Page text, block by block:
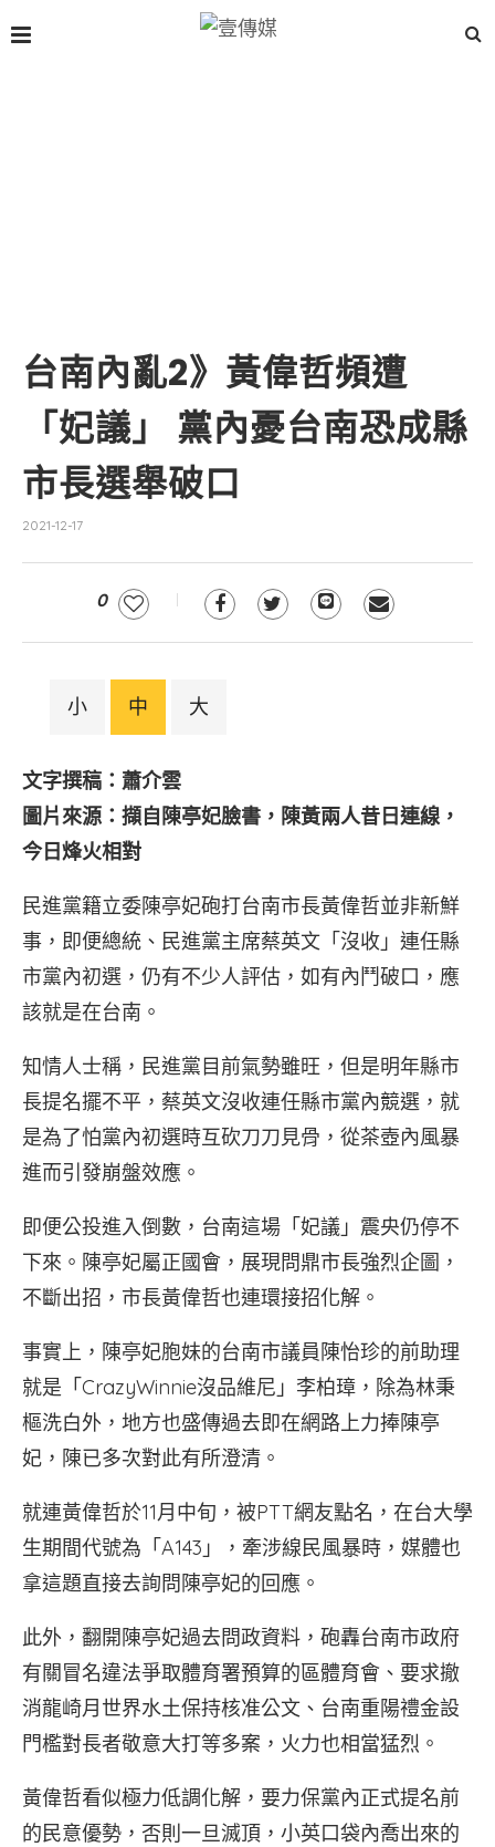
台南內亂2》黃偉哲頻遭
「妃議」 黨內憂台南恐成縣
市長選舉破口
2021-12-17
0
小 中 大
文字撰稿：蕭介雲
圖片來源：擷自陳亭妃臉書，陳黃兩人昔日連線，
今日烽火相對
民進黨籍立委陳亭妃砲打台南市長黃偉哲並非新鮮
事，即便總統、民進黨主席蔡英文「沒收」連任縣
市黨內初選，仍有不少人評估，如有內鬥破口，應
該就是在台南。
知情人士稱，民進黨目前氣勢雖旺，但是明年縣市
長提名擺不平，蔡英文沒收連任縣市黨內競選，就
是為了怕黨內初選時互砍刀刀見骨，從茶壺內風暴
進而引發崩盤效應。
即便公投進入倒數，台南這場「妃議」震央仍停不
下來。陳亭妃屬正國會，展現問鼎市長強烈企圖，
不斷出招，市長黃偉哲也連環接招化解。
事實上，陳亭妃胞妹的台南市議員陳怡珍的前助理
就是「CrazyWinnie沒品維尼」李柏璋，除為林秉
樞洗白外，地方也盛傳過去即在網路上力捧陳亭
妃，陳已多次對此有所澄清。
就連黃偉哲於11月中旬，被PTT網友點名，在台大學
生期間代號為「A143」，牽涉線民風暴時，媒體也
拿這題直接去詢問陳亭妃的回應。
此外，翻開陳亭妃過去問政資料，砲轟台南市政府
有關冒名違法爭取體育署預算的區體育會、要求撤
消龍崎月世界水土保持核准公文、台南重陽禮金設
門檻對長者敬意大打等多案，火力也相當猛烈。
黃偉哲看似極力低調化解，要力保黨內正式提名前
的民意優勢，否則一旦滅頂，小英口袋內喬出來的